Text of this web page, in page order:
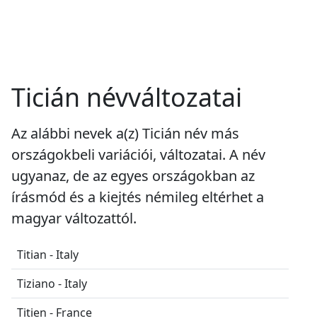
Ticián névváltozatai
Az alábbi nevek a(z) Ticián név más
országokbeli variációi, változatai. A név
ugyanaz, de az egyes országokban az
írásmód és a kiejtés némileg eltérhet a
magyar változattól.
Titian - Italy
Tiziano - Italy
Titien - France